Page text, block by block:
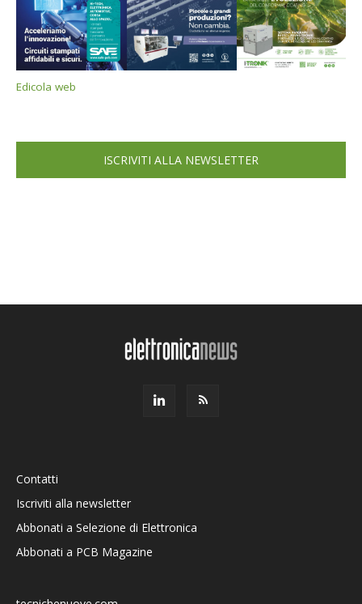
Edicola web
ISCRIVITI ALLA NEWSLETTER
Contatti
Iscriviti alla newsletter
Abbonati a Selezione di Elettronica
Abbonati a PCB Magazine